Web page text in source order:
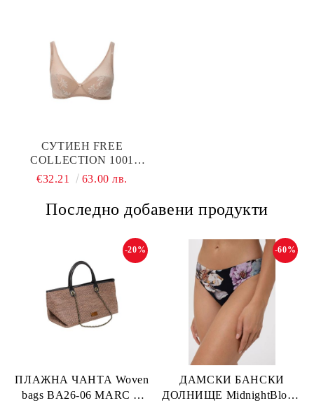
СУТИЕН FREE
COLLECTION 1001
КАПУЧИНО LEILIEVE
€32.21 63.00 лв.
Последно добавени продукти
ПЛАЖНА ЧАНТА Woven
bags BA26-06 MARC &
-20%
ДАМСКИ БАНСКИ
ДОЛНИЩЕ MidnightBloom
-60%